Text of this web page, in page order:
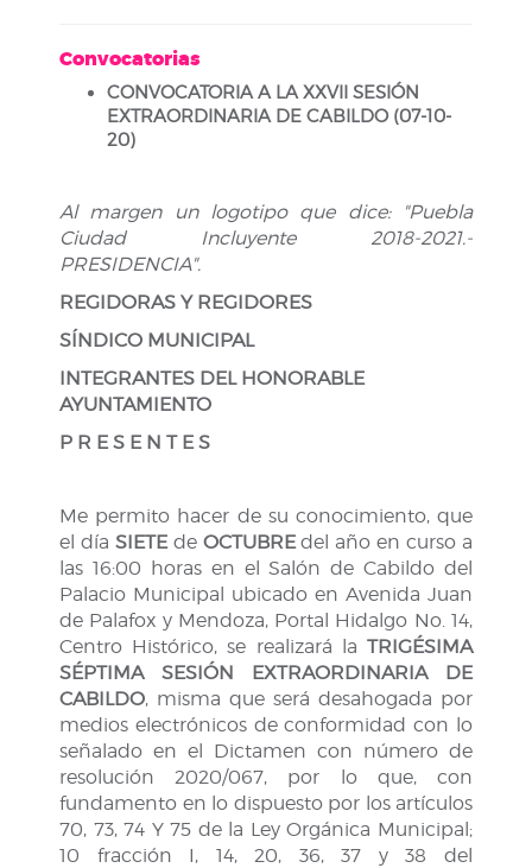
Convocatorias
CONVOCATORIA A LA XXVII SESIÓN
EXTRAORDINARIA DE CABILDO (07-10-
20)
Al margen un logotipo que dice: "Puebla
Ciudad Incluyente 2018-2021.-
PRESIDENCIA".
REGIDORAS Y REGIDORES
SÍNDICO MUNICIPAL
INTEGRANTES DEL HONORABLE
AYUNTAMIENTO
P R E S E N T E S
Me permito hacer de su conocimiento, que
el día SIETEde OCTUBREdel año en curso a
las 16:00 horas en el Salón de Cabildo del
Palacio Municipal ubicado en Avenida Juan
de Palafox y Mendoza, Portal Hidalgo No. 14,
Centro Histórico, se realizará la TRIGÉSIMA
SÉPTIMA SESIÓN EXTRAORDINARIA DE
CABILDO, misma que será desahogada por
medios electrónicos de conformidad con lo
señalado en el Dictamen con número de
resolución 2020/067, por lo que, con
fundamento en lo dispuesto por los artículos
70, 73, 74 Y 75 de la Ley Orgánica Municipal;
10 fracción I, 14, 20, 36, 37 y 38 del